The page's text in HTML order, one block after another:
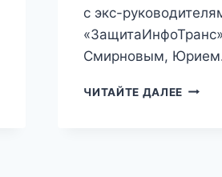
с экс-
Смирновым,
ЧИТАЙТЕ ДАЛЕЕ ЭКС-